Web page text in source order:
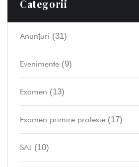
Categorii
Anunțuri (31)
Evenimente (9)
Examen (13)
Examen primire profesie (17)
SAJ (10)